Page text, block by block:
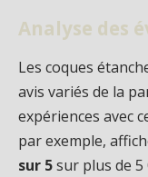
Analyse des
Les coques
avis variés de la
expériences avec
par exemple,
sur 5sur plus de 5